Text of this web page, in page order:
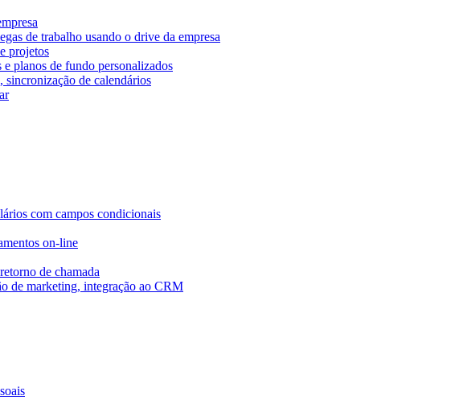
de trabalho usando o drive da empresa
projetos
planos de fundo personalizados
sincronização de calendários
com campos condicionais
on-line
de chamada
de marketing, integração ao CRM